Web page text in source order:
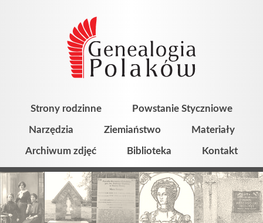
Strony rodzinne Powstanie Styczniowe
Narzędzia Ziemiaństwo Materiały
Archiwum zdjęć Biblioteka Kontakt